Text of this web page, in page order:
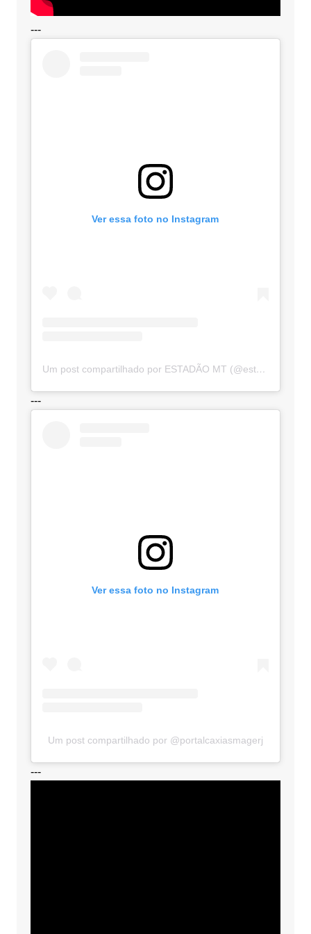
---
Ver essa foto no Instagram
Um post compartilhado por ESTADÃO MT (@estadaomt)
---
Ver essa foto no Instagram
Um post compartilhado por @portalcaxiasmagerj
---